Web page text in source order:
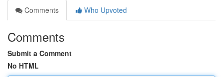
Comments
Who Upvoted
Comments
Submit a Comment
No HTML